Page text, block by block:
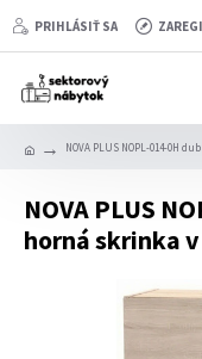
PRIHLÁSIŤ SA
NOVA PLUS NOPL-014-0H
NOVA PLUS
horná skrinka